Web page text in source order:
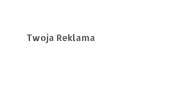
Twoja Reklama